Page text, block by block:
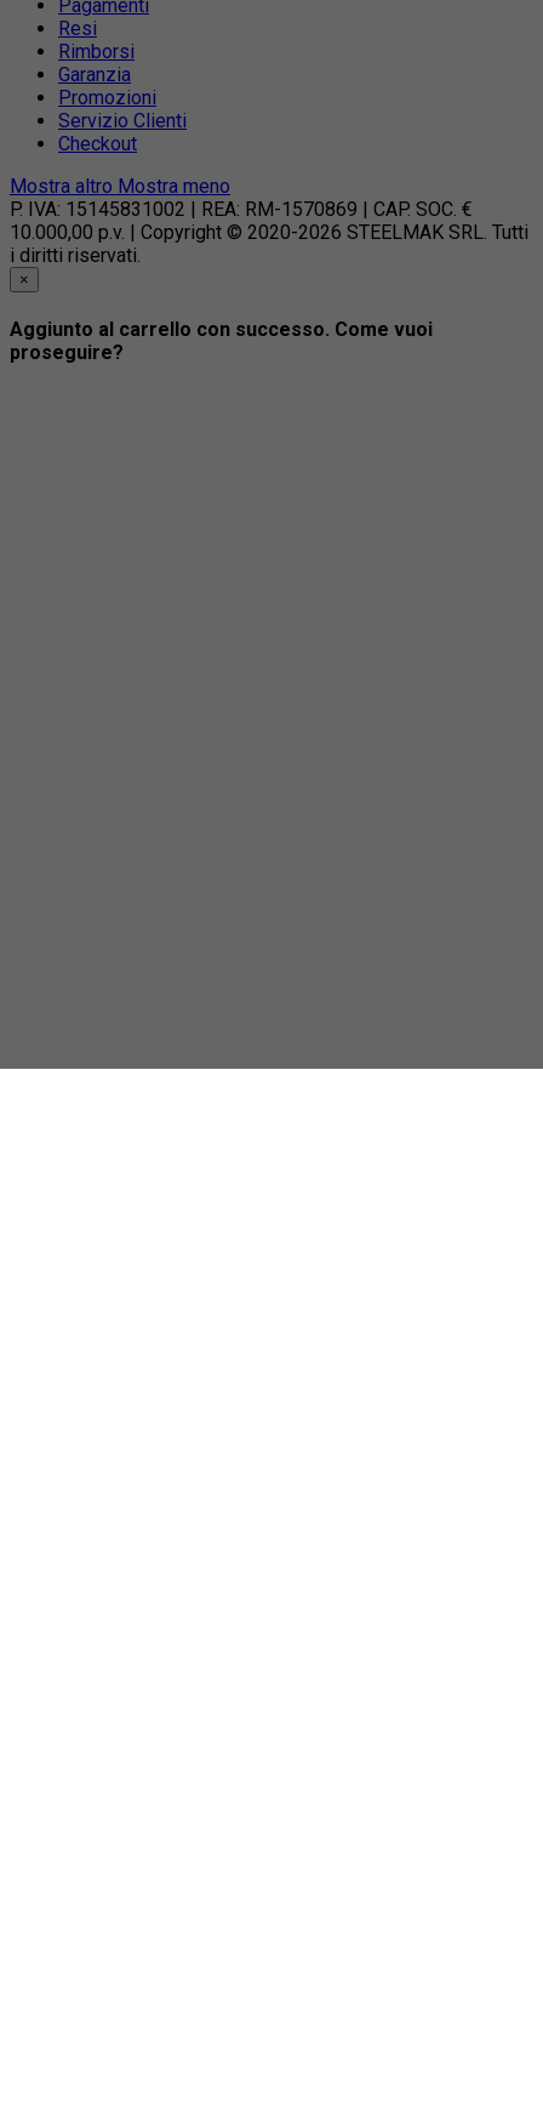
Pagamenti
Resi
Rimborsi
Garanzia
Promozioni
Servizio Clienti
Checkout
Mostra altro Mostra meno
P. IVA: 15145831002 | REA: RM-1570869 | CAP. SOC. €
10.000,00 p.v. | Copyright © 2020-2026 STEELMAK SRL. Tutti
i diritti riservati.
×
Aggiunto al carrello con successo. Come vuoi
proseguire?